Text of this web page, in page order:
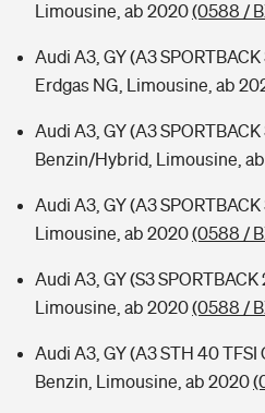
Limousine, ab 2020(0588 /
Audi A3, GY (A3
Erdgas NG, Limousine, ab
Audi A3, GY (A3 SPORTBACK
Benzin/Hybrid, Limousine,
Audi A3, GY (A3 SPORTBACK
Limousine, ab 2020(0588 /
Audi A3, GY (S3
Limousine, ab 2020(0588 /
Audi A3, GY (A3 STH 40 TFSI
Benzin, Limousine, ab 2020